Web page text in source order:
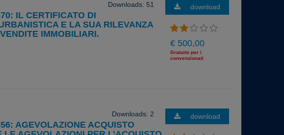
download
€ 500,00
Gratuito per i
convenzionati
Downloads: 51
IL CERTIFICATO DI
E LA SUA RILEVANZA
IMMOBILIARI.
download
Downloads: 2
AGEVOLAZIONE ACQUISTO